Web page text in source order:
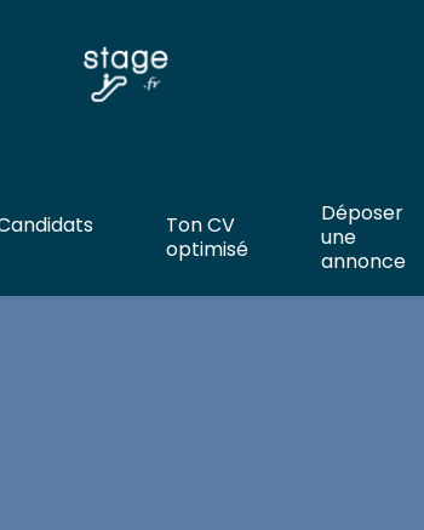
Ton CV
optimisé
Déposer
une
annonce